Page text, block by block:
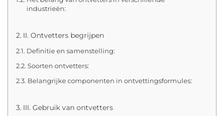
industrieën:
II. Ontvetters begrijpen
Definitie en samenstelling:
Soorten ontvetters:
Belangrijke componenten in ontvettingsformules:
III. Gebruik van ontvetters